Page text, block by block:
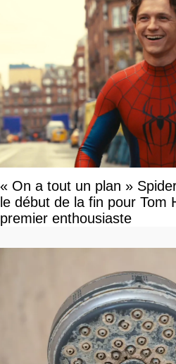
« On a tout un plan »
le début de la fin pour Tom
premier enthousiaste